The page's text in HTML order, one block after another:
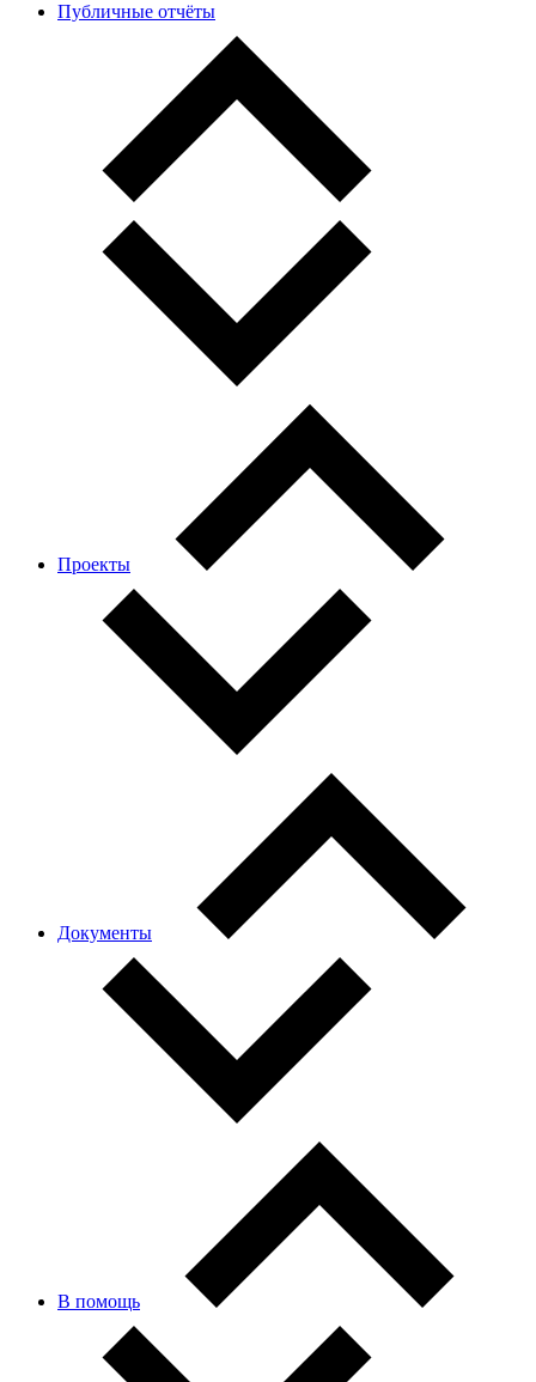
Публичные отчёты
Проекты
Документы
В помощь